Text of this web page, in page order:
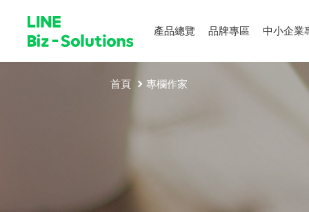
產品總覽 品牌專區 中小企業
首頁 專欄作家